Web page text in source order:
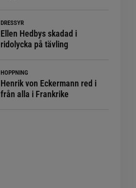
DRESSYR
Ellen Hedbys skadad i
ridolycka på tävling
HOPPNING
Henrik von Eckermann red i
från alla i Frankrike